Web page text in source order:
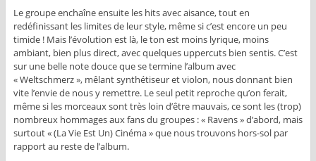
Le groupe enchaîne ensuite les hits avec aisance, tout en
redéfinissant les limites de leur style, même si c’est encore un peu
timide ! Mais l’évolution est là, le ton est moins lyrique, moins
ambiant, bien plus direct, avec quelques uppercuts bien sentis. C’est
sur une belle note douce que se termine l’album avec
« Weltschmerz », mêlant synthétiseur et violon, nous donnant bien
vite l’envie de nous y remettre. Le seul petit reproche qu’on ferait,
même si les morceaux sont très loin d’être mauvais, ce sont les (trop)
nombreux hommages aux fans du groupes : « Ravens » d’abord, mais
surtout « (La Vie Est Un) Cinéma » que nous trouvons hors-sol par
rapport au reste de l’album.